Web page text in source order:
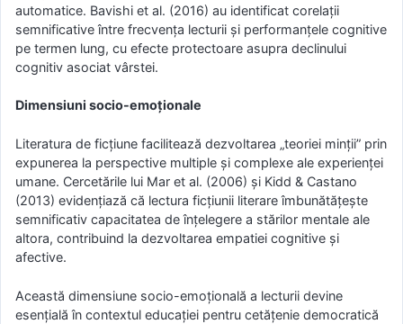
automatice. Bavishi et al. (2016) au identificat corelații
semnificative între frecvența lecturii și performanțele cognitive
pe termen lung, cu efecte protectoare asupra declinului
cognitiv asociat vârstei.
Dimensiuni socio-emoționale
Literatura de ficțiune facilitează dezvoltarea „teoriei minții” prin
expunerea la perspective multiple și complexe ale experienței
umane. Cercetările lui Mar et al. (2006) și Kidd & Castano
(2013) evidențiază că lectura ficțiunii literare îmbunătățește
semnificativ capacitatea de înțelegere a stărilor mentale ale
altora, contribuind la dezvoltarea empatiei cognitive și
afective.
Această dimensiune socio-emoțională a lecturii devine
esențială în contextul educației pentru cetățenie democratică